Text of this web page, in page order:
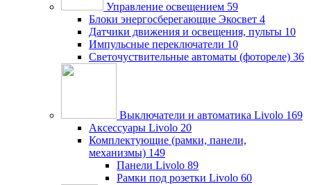
Управление освещением 59
Блоки энергосберегающие Экосвет 4
Датчики движения и освещения, пульты 10
Импульсные переключатели 10
Светочуствительные автоматы (фотореле) 36
Выключатели и автоматика Livolo 169
Аксессуары Livolo 20
Комплектующие (рамки, панели,
механизмы) 149
Панели Livolo 89
Рамки под розетки Livolo 60